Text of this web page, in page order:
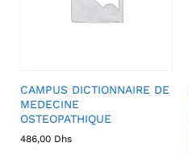
CAMPUS DICTIONNAIRE DE
MEDECINE
OSTEOPATHIQUE
486,00 Dhs